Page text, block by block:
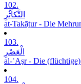
102.
التَّکاَثُرِ
at-Takāṯur - Die
103.
الْعَصْرِ
al-ʿAṣr - Die
104.